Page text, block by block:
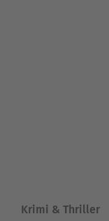
Krimi & Thriller